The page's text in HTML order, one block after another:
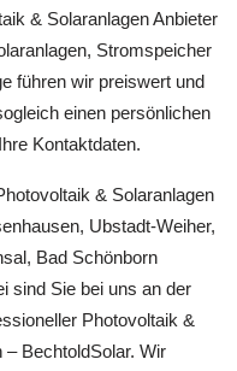
& Solaranlagen Anbieter
Stromspeicher
führen wir preiswert und
einen persönlichen
Kontaktdaten.
& Solaranlagen
Ubstadt-Weiher,
Bad Schönborn
sind Sie bei uns an der
Photovoltaik &
– BechtoldSolar. Wir